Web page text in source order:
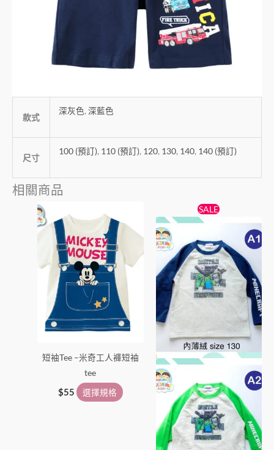
款式
深灰色, 深藍色
尺寸
100 (預訂), 110 (預訂), 120, 130, 140, 140 (預訂)
相關商品
短袖Tee –米奇工人褲短袖
tee
$55 選擇規格
產
多
種
式。
可
產
頁
SALE
始
格：
$55。
目
前
格：
$49。
產
品
多
種
款
式。
可
產
品
頁
選
擇